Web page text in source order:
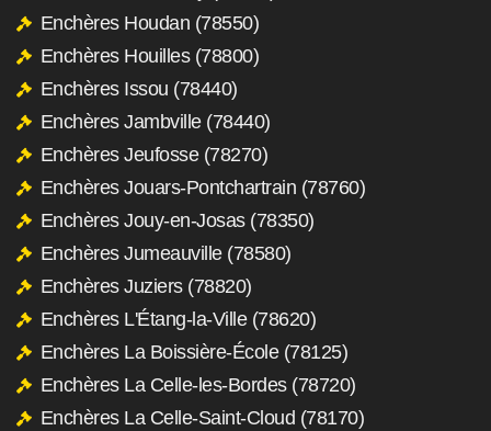
Enchères Houdan (78550)
Enchères Houilles (78800)
Enchères Issou (78440)
Enchères Jambville (78440)
Enchères Jeufosse (78270)
Enchères Jouars-Pontchartrain (78760)
Enchères Jouy-en-Josas (78350)
Enchères Jumeauville (78580)
Enchères Juziers (78820)
Enchères L'Étang-la-Ville (78620)
Enchères La Boissière-École (78125)
Enchères La Celle-les-Bordes (78720)
Enchères La Celle-Saint-Cloud (78170)